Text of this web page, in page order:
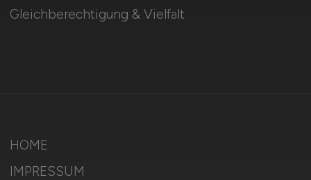
Gleichberechtigung & Vielfalt
HOME
IMPRESSUM